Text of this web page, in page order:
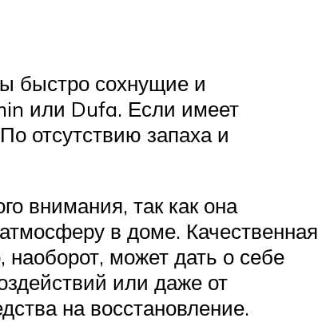
быстро сохнущие и
или Dufa. Если имеет
отсутствию запаха и
внимания, так как она
в доме. Качественная
может дать о себе
или даже от
на восстановление.